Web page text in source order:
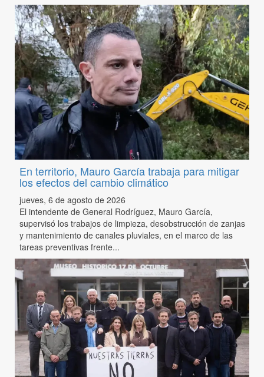
En territorio, Mauro García trabaja para mitigar
los efectos del cambio climático
jueves, 6 de agosto de 2026
El intendente de General Rodríguez, Mauro García,
supervisó los trabajos de limpieza, desobstrucción de zanjas
y mantenimiento de canales pluviales, en el marco de las
tareas preventivas frente...